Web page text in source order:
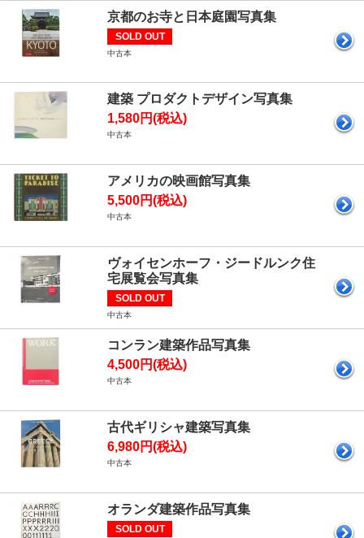
京都のお寺と日本庭園写真集
SOLD OUT
中古本
建築 プロダクトデザイン写真集
1,580円(税込)
中古本
アメリカの映画館写真集
5,500円(税込)
中古本
ヴォイセンホーフ・ジードルンク住
宅展覧会写真集
SOLD OUT
中古本
コンラン建築作品写真集
4,500円(税込)
中古本
古代ギリシャ建築写真集
6,980円(税込)
中古本
オランダ建築作品写真集
SOLD OUT